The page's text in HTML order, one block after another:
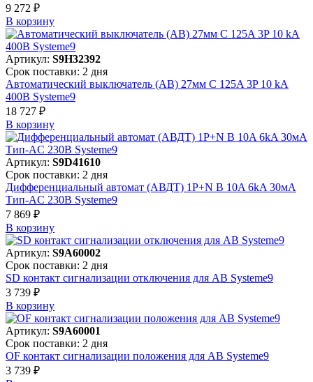
9 272 ₽
В корзинy
Артикул: S9H32392
Срок поставки: 2 дня
Автоматический выключатель (АВ) 27мм C 125A 3P 10 kA
400В Systeme9
18 727 ₽
В корзинy
Артикул: S9D41610
Срок поставки: 2 дня
Дифференциальный автомат (АВДТ) 1P+N B 10A 6kA 30мА
Тип-AC 230В Systeme9
7 869 ₽
В корзинy
Артикул: S9A60002
Срок поставки: 2 дня
SD контакт сигнализации отключения для АВ Systeme9
3 739 ₽
В корзинy
Артикул: S9A60001
Срок поставки: 2 дня
OF контакт сигнализации положения для АВ Systeme9
3 739 ₽